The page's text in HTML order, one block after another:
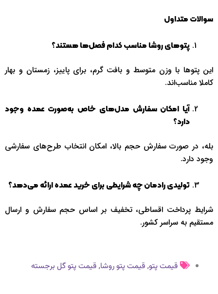
سوالات متداول
پتوهای روشا مناسب کدام فصل‌ها هستند؟
این پتوها با وزن متوسط و بافت گرم، برای پاییز، زمستان و بهار
کاملا مناسب‌اند.
آیا امکان سفارش مدل‌های خاص به‌صورت عمده وجود
دارد؟
بله، در صورت سفارش حجم بالا، امکان انتخاب طرح‌های سفارشی
وجود دارد.
تولیدی رادمان چه شرایطی برای خرید عمده ارائه می‌دهد؟
شرایط پرداخت اقساطی، تخفیف بر اساس حجم سفارش و ارسال
مستقیم به سراسر کشور.
قیمت پتو, قیمت پتو روشا, قیمت پتو گل برجسته